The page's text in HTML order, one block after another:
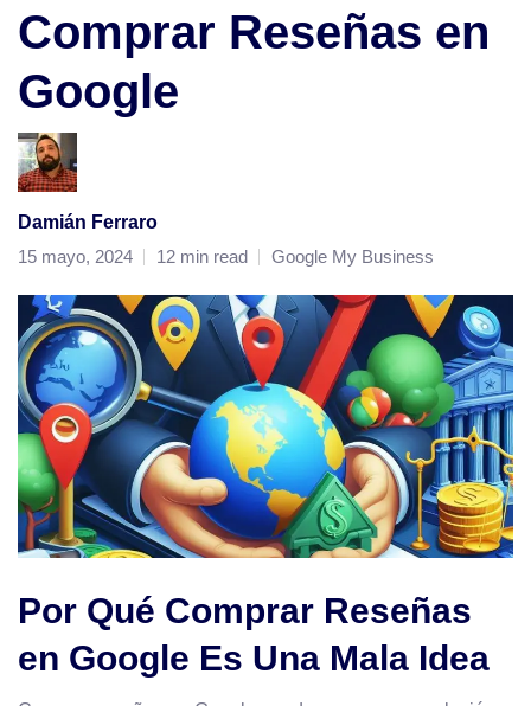
Comprar Reseñas en
Google
Damián Ferraro
15 mayo, 2024
12 min read Google My Business
Por Qué Comprar Reseñas
en Google Es Una Mala Idea